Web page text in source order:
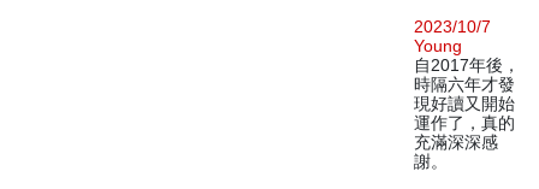
2023/10/7
Young
自2017年後，
時隔六年才發
現好讀又開始
運作了，真的
充滿深深感
謝。